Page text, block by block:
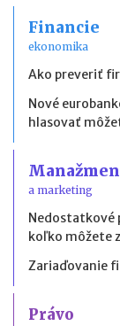
Financie
ekonomika
Ako preveriť
Nové
hlasovať
a marketing
Nedostatkové
koľko môžete
Zariaďovanie
Právo